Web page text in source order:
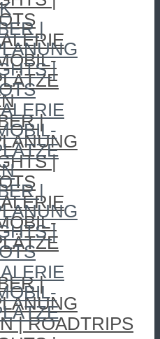
|
|
|
| ROADTRIPS
|
|
|
|